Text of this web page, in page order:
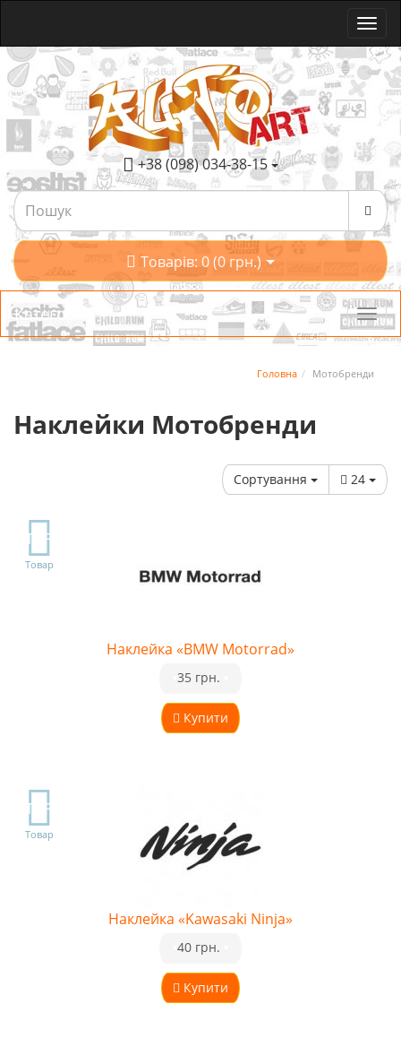
+38 (098) 034-38-15
Товарів: 0 (0 грн.)
Категорії
Головна Мотобренди
Наклейки Мотобренди
Сортування 24
TOP
Товар
Наклейка «BMW Motorrad»
Купити
35 грн.
TOP
Товар
Наклейка «Kawasaki Ninja»
Купити
40 грн.